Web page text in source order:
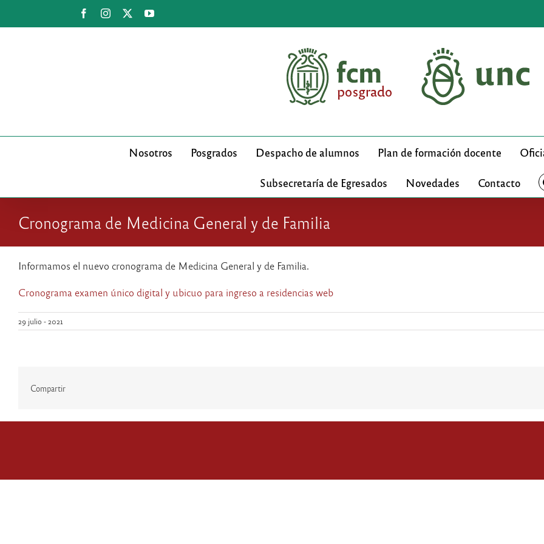
FacebookInstagram YouTube
Nosotros Posgrados Despacho de alumnos Plan de formación docente
Subsecretaría de Egresados Novedades Contacto
Cronograma de Medicina General y de Familia
Informamos el nuevo cronograma de Medicina General y de Familia.
Cronograma examen único digital y ubicuo para ingreso a residencias web
29 julio - 2021
Compartir